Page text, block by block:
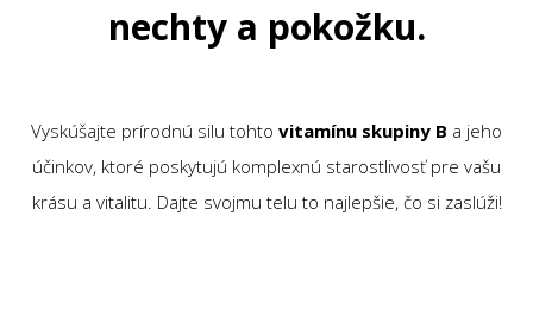
nechty a pokožku.
Vyskúšajte prírodnú silu tohto vitamínu skupiny B a jeho
účinkov, ktoré poskytujú komplexnú starostlivosť pre vašu
krásu a vitalitu. Dajte svojmu telu to najlepšie, čo si zaslúži!